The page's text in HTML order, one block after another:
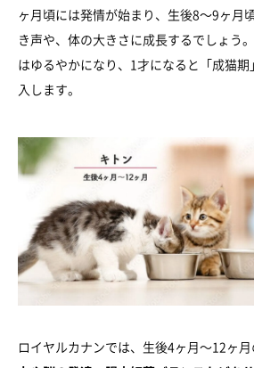
ヶ月頃には発情が始まり、生後8～9ヶ月
き声や、体の大きさに成長するでしょう
はゆるやかになり、1才になると「成猫
入します。
ロイヤルカナンでは、生後4ヶ月～12ヶ